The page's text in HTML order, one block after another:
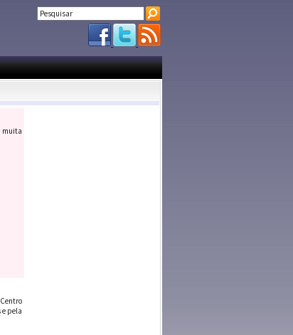
muita
pela